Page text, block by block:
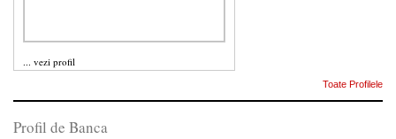
... vezi profil
Toate Profilele
Profil de Banca